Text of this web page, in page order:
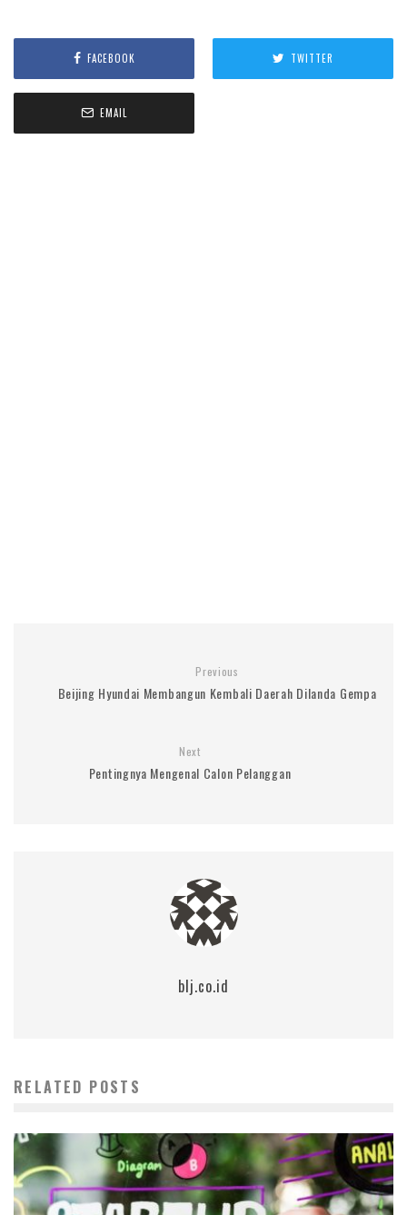
FACEBOOK TWITTER
EMAIL
Previous
Beijing Hyundai Membangun Kembali Daerah Dilanda Gempa
Next
Pentingnya Mengenal Calon Pelanggan
blj.co.id
RELATED POSTS